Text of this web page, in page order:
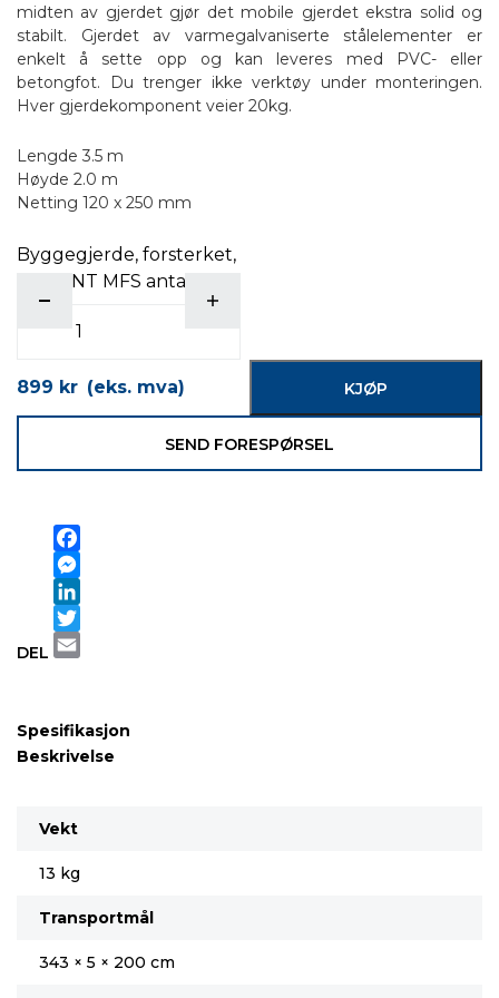
midten av gjerdet gjør det mobile gjerdet ekstra solid og
stabilt. Gjerdet av varmegalvaniserte stålelementer er
enkelt å sette opp og kan leveres med PVC- eller
betongfot. Du trenger ikke verktøy under monteringen.
Hver gjerdekomponent veier 20kg.
Lengde 3.5 m
Høyde 2.0 m
Netting 120 x 250 mm
Byggegjerde, forsterket,
INSTANT MFS antall
KJØP
899 kr (eks. mva)
SEND FORESPØRSEL
DEL
Facebook
Messenger
LinkedIn
Twitter
Spesifikasjon
Beskrivelse
Vekt
13 kg
Transportmål
343 × 5 × 200 cm